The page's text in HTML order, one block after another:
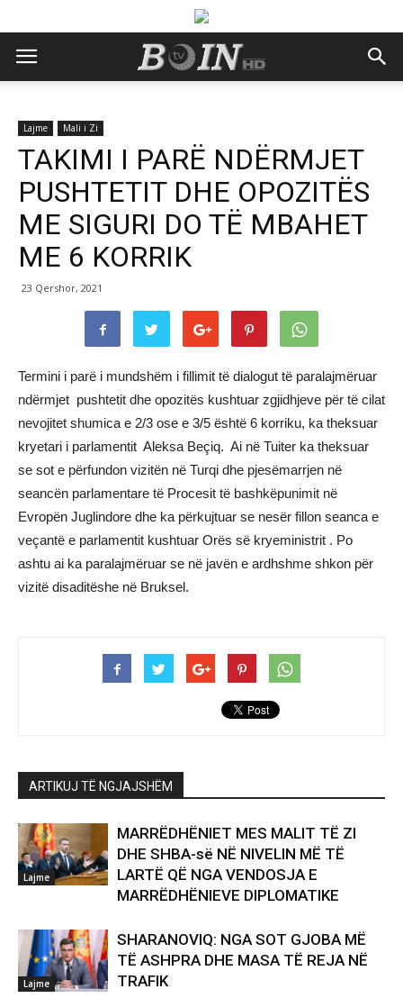
Lajme Mali i Zi
TAKIMI I PARË NDËRMJET
PUSHTETIT DHE OPOZITËS
ME SIGURI DO TË MBAHET
ME 6 KORRIK
23 Qershor, 2021
Termini i parë i mundshëm i fillimit të dialogut të paralajmëruar
ndërmjet pushtetit dhe opozitës kushtuar zgjidhjeve për të cilat
nevojitet shumica e 2/3 ose e 3/5 është 6 korriku, ka theksuar
kryetari i parlamentit Aleksa Beçiq. Ai në Tuiter ka theksuar
se sot e përfundon vizitën në Turqi dhe pjesëmarrjen në
seancën parlamentare të Procesit të bashkëpunimit në
Evropën Juglindore dhe ka përkujtuar se nesër fillon seanca e
veçantë e parlamentit kushtuar Orës së kryeministrit . Po
ashtu ai ka paralajmëruar se në javën e ardhshme shkon për
vizitë disaditëshe në Bruksel.
ARTIKUJ TË NGJAJSHËM
Lajme
MARRËDHËNIET MES MALIT TË ZI
DHE SHBA-së NË NIVELIN MË TË
LARTË QË NGA VENDOSJA E
MARRËDHËNIEVE DIPLOMATIKE
Lajme
SHARANOVIQ: NGA SOT GJOBA MË
TË ASHPRA DHE MASA TË REJA NË
TRAFIK